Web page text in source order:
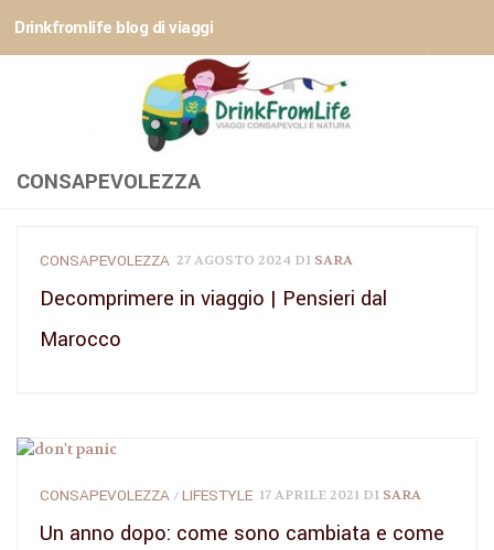
Sotto il contenuto
Drinkfromlife blog di viaggi
CONSAPEVOLEZZA
CONSAPEVOLEZZA 27 AGOSTO 2024 DI SARA
Decomprimere in viaggio | Pensieri dal
Marocco
CONSAPEVOLEZZA/LIFESTYLE 17 APRILE 2021 DI SARA
Un anno dopo: come sono cambiata e come